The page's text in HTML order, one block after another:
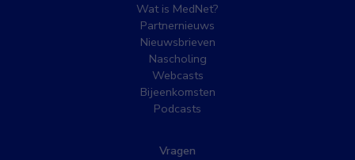
Wat is MedNet?
Partnernieuws
Nieuwsbrieven
Nascholing
Webcasts
Bijeenkomsten
Podcasts
Vragen